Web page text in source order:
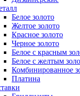
Белое золото
Желтое золото
Красное золото
Черное золото
Белое с красным
Белое с желтым
Комбинированное
Платина